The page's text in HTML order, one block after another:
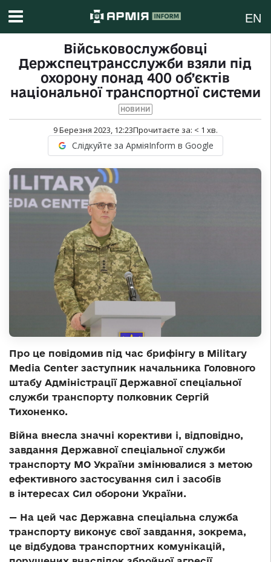
EN
Військовослужбовці
Держспецтрансслужби взяли під
охорону понад 400 об’єктів
національної транспортної системи
НОВИНИ
9 Березня 2023, 12:23Прочитаєте за: < 1 хв.
Слідкуйте за АрміяInform в Google
Про це повідомив під час брифінгу в Military
Media Center заступник начальника Головного
штабу Адміністрації Державної спеціальної
служби транспорту полковник Сергій
Тихоненко.
Війна внесла значні корективи і, відповідно,
завдання Державної спеціальної служби
транспорту МО України змінювалися з метою
ефективного застосування сил і засобів
в інтересах Сил оборони України.
— На цей час Державна спеціальна служба
транспорту виконує свої завдання, зокрема,
це відбудова транспортних комунікацій,